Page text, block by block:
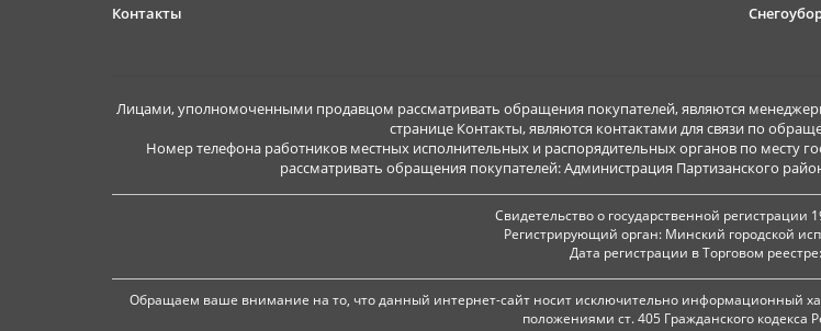
Контакты
Лицами, уполномоченными продавцом рассматривать обращения покупателей, являются
странице Контакты, являются контактами для связи по
Номер телефона работников местных исполнительных и распорядительных органов по месту
рассматривать обращения покупателей: Администрация Партизанского
Свидетельство о государственной регистрации
Регистрирующий орган: Минский городской
Дата регистрации в Торговом
Обращаем ваше внимание на то, что данный интернет-сайт носит исключительно информационный
положениями ст. 405 Гражданского кодекса